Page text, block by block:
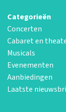
Categorieën
Concerten
Cabaret en
Musicals
Evenementen
Aanbiedingen
Laatste